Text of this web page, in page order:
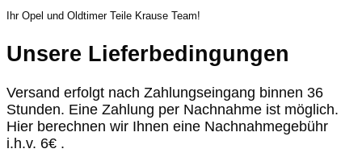
Ihr Opel und Oldtimer Teile Krause Team!
Unsere Lieferbedingungen
Versand erfolgt nach Zahlungseingang binnen 36
Stunden. Eine Zahlung per Nachnahme ist möglich.
Hier berechnen wir Ihnen eine Nachnahmegebühr
i.h.v. 6€ .